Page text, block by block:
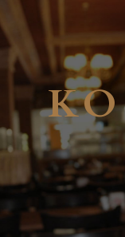
HOME
JEDÁLNY LÍSTOK
DENNÉ MENU
NÁPOJE
GALÉRIA